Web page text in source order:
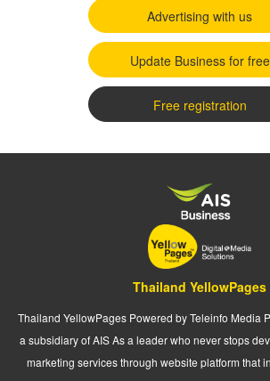
Advertising with us
Update Business for free
Free registration
Thailand YellowPages
Thailand YellowPages Powered by Teleinfo Media
a subsidiary of AIS As a leader who never stops
marketing services through website platform that